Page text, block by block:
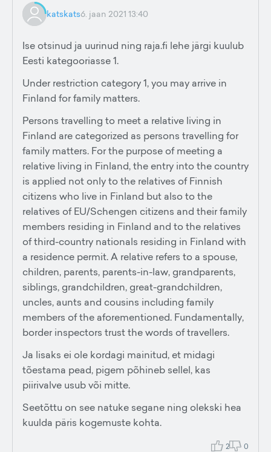
katskats6. jaan 2021 13:40
Ise otsinud ja uurinud ning raja.fi lehe järgi kuulub
Eesti kategooriasse 1.
Under restriction category 1, you may arrive in
Finland for family matters.
Persons travelling to meet a relative living in
Finland are categorized as persons travelling for
family matters. For the purpose of meeting a
relative living in Finland, the entry into the country
is applied not only to the relatives of Finnish
citizens who live in Finland but also to the
relatives of EU/Schengen citizens and their family
members residing in Finland and to the relatives
of third-country nationals residing in Finland with
a residence permit. A relative refers to a spouse,
children, parents, parents-in-law, grandparents,
siblings, grandchildren, great-grandchildren,
uncles, aunts and cousins including family
members of the aforementioned. Fundamentally,
border inspectors trust the words of travellers.
Ja lisaks ei ole kordagi mainitud, et midagi
tõestama pead, pigem põhineb sellel, kas
piirivalve usub või mitte.
Seetõttu on see natuke segane ning olekski hea
kuulda päris kogemuste kohta.
2 0